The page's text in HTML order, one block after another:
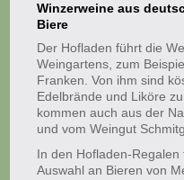
Winzerweine aus
Biere
Der Hofladen führt die
Weingartens, zum
Franken. Von ihm sind
Edelbrände und Liköre
kommen auch aus der
und vom Weingut
In den Hofladen-
Auswahl an Bieren von